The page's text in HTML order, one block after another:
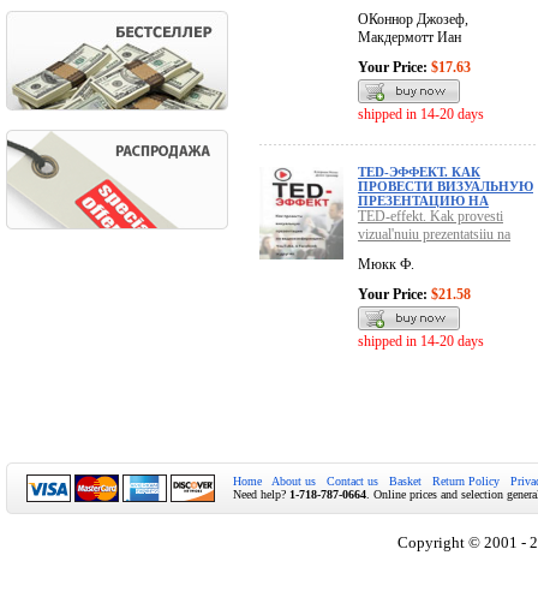
ОКоннор Джозеф,
Макдермотт Иан
Your Price: $17.63
shipped in 14-20 days
TED-ЭФФЕКТ. КАК
ПРОВЕСТИ ВИЗУАЛЬНУЮ
ПРЕЗЕНТАЦИЮ НА
TED-effekt. Kak provesti
vizual'nuiu prezentatsiiu na
Мюкк Ф.
Your Price: $21.58
shipped in 14-20 days
Home About us Contact us Basket Return Policy
Need help? 1-718-787-0664 . Online prices and selection
Copyright © 2001 -